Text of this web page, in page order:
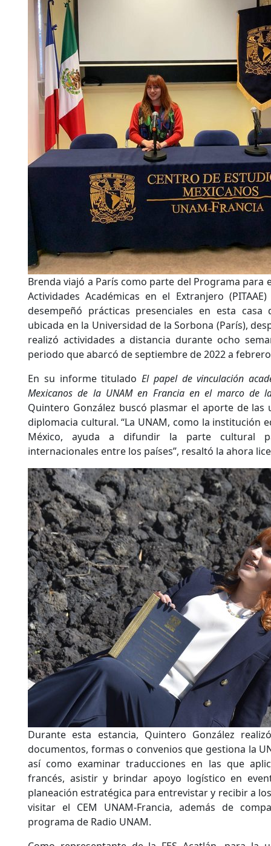
Brenda viajó a París como parte del Programa para
Actividades Académicas en el Extranjero
desempeñó prácticas presenciales en esta
ubicada en la Universidad de la Sorbona (París),
realizó actividades a distancia durante ocho
periodo que abarcó de septiembre de 2022 a
En su informe tituladoEl papel de vinculación
Mexicanos de la UNAM en Francia en el marco de
Quintero González buscó plasmar el aporte de las
diplomacia cultural. “La UNAM, como la institución
México, ayuda a difundir la parte cultural
internacionales entre los países”, resaltó la ahora
Durante esta estancia, Quintero González
documentos, formas o convenios que gestiona la
así como examinar traducciones en las que
francés, asistir y brindar apoyo logístico en
planeación estratégica para entrevistar y recibir a
visitar el CEM UNAM-Francia, además de
programa de Radio UNAM.